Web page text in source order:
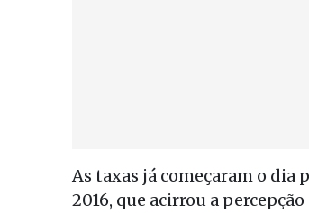
As taxas já começaram o dia
2016, que acirrou a